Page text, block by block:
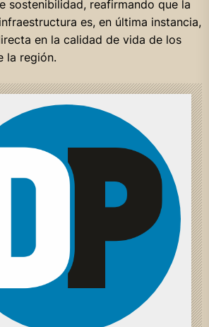
sostenibilidad, reafirmando que la
es, en última instancia,
en la calidad de vida de los
la región.